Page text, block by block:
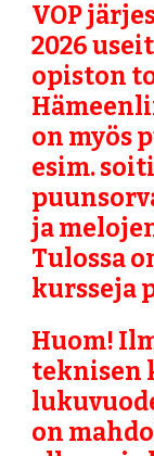
VOP
2026
opiston
on myös
esim.
ja
Tulossa
kursseja
Huom!
teknisen
on